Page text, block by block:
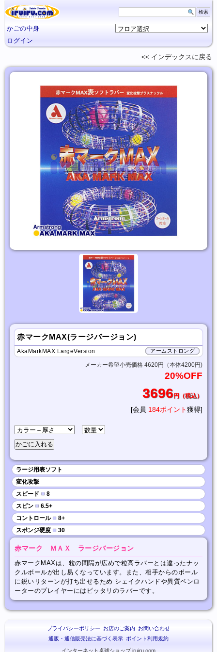
かごの中身
ログイン
インデックスに 戻る
赤マークMAX(ラージバージョン)
アームストロング
AkaMarkMAX LargeVersion
メーカー希望小売価格 4620円（本体4200円)
20%OFF
3696円（税込）
[会員 184ポイント獲得]
ラージ用表ソフト
変化攻撃
スピード ■ 8
スピン ■ 6.5+
コントロール ■ 8+
スポンジ硬度 ■ 30
赤マーク ＭＡＸ ラージバージョン
赤マークMAXは、粒の間隔が広めで粒高ラバーとは違ったナッ
クルボールが出し易くなっています。また、相手からのボール
に鋭いリターンが打ち出せるため シェイクハンドや異質ペンロ
ーターのプレイヤーにはピッタリのラバーです。
プライバシーポリシー お店のご案内 お問い合わせ
通販・通信販売法に基づく表示 ポイント利用規約
インターネット卓球ショップ iruiru.com